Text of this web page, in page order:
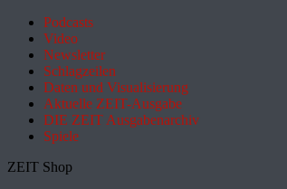
Podcasts
Video
Newsletter
Schlagzeilen
Daten und Visualisierung
Aktuelle ZEIT-Ausgabe
DIE ZEIT Ausgabenarchiv
Spiele
ZEIT Shop